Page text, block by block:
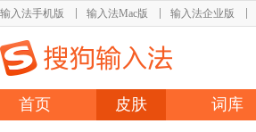
输入法手机版 输入法Mac版 输入法企业版
首页 皮肤 词库